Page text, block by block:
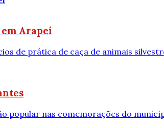
Arapeí
de prática de caça de animais
popular nas comemorações do